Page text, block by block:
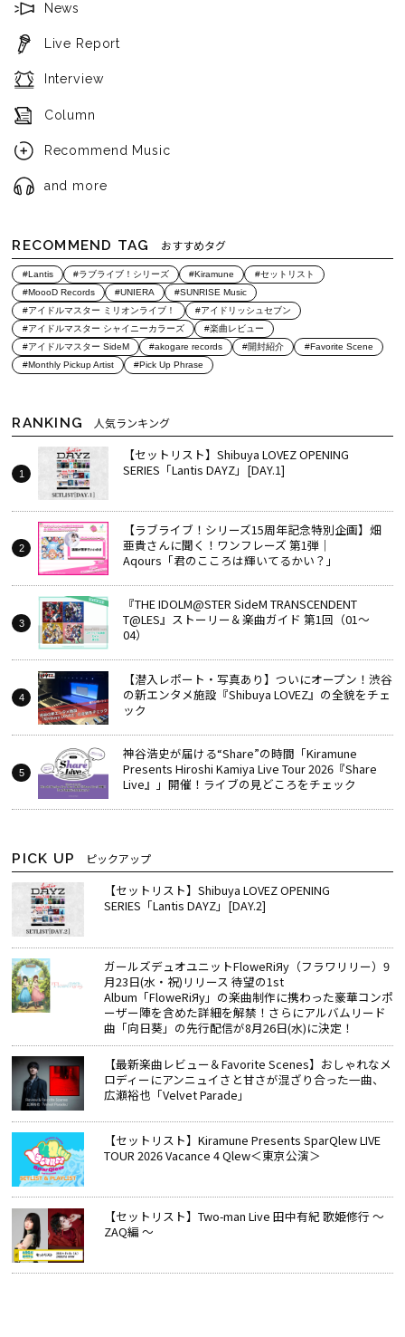
News
Live Report
Interview
Column
Recommend Music
and more
RECOMMEND TAG おすすめタグ
#Lantis #ラブライブ！シリーズ #Kiramune
#セットリスト
#MoooD Records
#UNIERA
#SUNRISE Music
#アイドルマスター ミリオンライブ！
#アイドリッシュセブン
#アイドルマスター シャイニーカラーズ
#楽曲レビュー
#アイドルマスター SideM
#akogare records #開封紹介
#Favorite Scene
#Monthly Pickup Artist
#Pick Up Phrase
RANKING 人気ランキング
【セットリスト】Shibuya LOVEZ OPENING
SERIES「Lantis DAYZ」[DAY.1]
【ラブライブ！シリーズ15周年記念特別企画】畑
亜貴さんに聞く！ワンフレーズ 第1弾｜
Aqours「君のこころは輝いてるかい？」
『THE IDOLM@STER SideM TRANSCENDENT
T@LES』ストーリー＆楽曲ガイド 第1回（01～
04）
【潜入レポート・写真あり】ついにオープン！渋谷
の新エンタメ施設『Shibuya LOVEZ』の全貌をチェ
ック
神谷浩史が届ける“Share”の時間――「Kiramune
Presents Hiroshi Kamiya Live Tour 2026『Share
Live』」開催！ライブの見どころをチェック
PICK UP ピックアップ
【セットリスト】Shibuya LOVEZ OPENING
SERIES「Lantis DAYZ」[DAY.2]
ガールズデュオユニットFloweRiЯy（フラワリリー）9
月23日(水・祝)リリース 待望の1st
Album「FloweRiЯy」の楽曲制作に携わった豪華コンポ
ーザー陣を含めた詳細を解禁！さらにアルバムリード
曲「向日葵」の先行配信が8月26日(水)に決定！
【最新楽曲レビュー＆Favorite Scenes】おしゃれなメ
ロディーにアンニュイさと甘さが混ざり合った一曲、
広瀬裕也「Velvet Parade」
【セットリスト】Kiramune Presents SparQlew LIVE
TOUR 2026 Vacance 4 Qlew＜東京公演＞
【セットリスト】Two-man Live 田中有紀 歌姫修行 ～
ZAQ編 ～